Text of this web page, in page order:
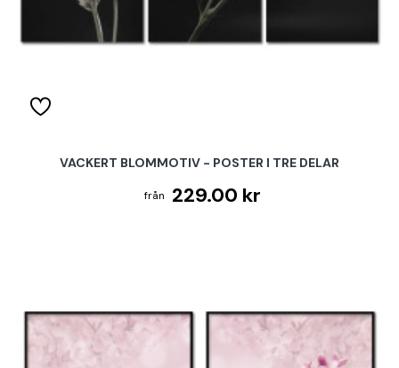
VACKERT BLOMMOTIV - POSTER I TRE DELAR
229.00 kr